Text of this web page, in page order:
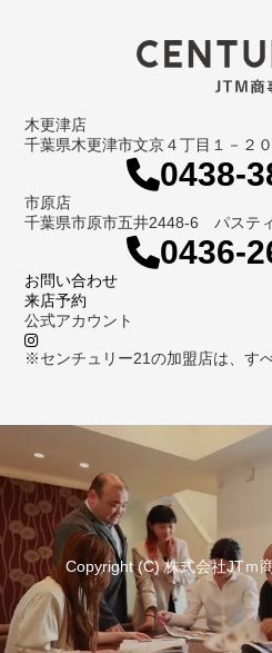
木更津店
千葉県木更津市文京４丁目１－２０
0438-
市原店
千葉県市原市五井2448-6 パステ
0436-
お問い合わせ
来店予約
公式アカウント
※センチュリー21の加盟店は、す
Copyright (C) 株式会社JTｍ